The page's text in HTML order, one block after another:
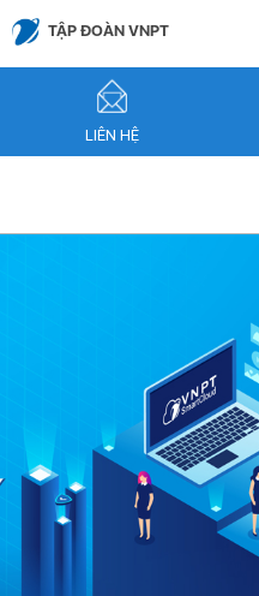
TẬP ĐOÀN VNPT
LIÊN HỆ